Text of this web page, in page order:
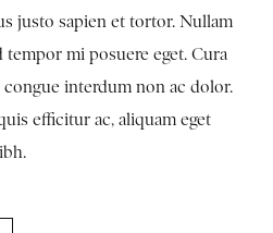
justo sapien et tortor. Nullam
tempor mi posuere eget. Cura
interdum non ac dolor.
efficitur ac, aliquam eget